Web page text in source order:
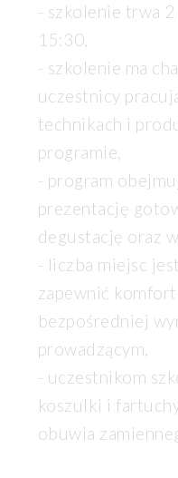
- szkolenie trwa
15:30,
- szkolenie ma
uczestnicy
technikach i
programie,
- program
prezentację
degustację oraz
- liczba miejsc
zapewnić
bezpośredniej
prowadzącym,
- uczestnikom
koszulki i
obuwia